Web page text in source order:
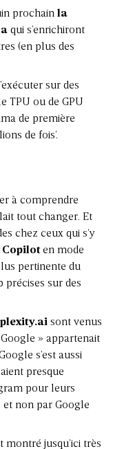
prochain la
qui s’enrichiront
(en plus des
sur des
TPU ou de GPU
de première
de fois’.
à comprendre
tout changer. Et
chez ceux qui s’y
en mode
pertinente du
précises sur des
sont venus
» appartenait
s’est aussi
presque
pour leurs
et non par Google
montré jusqu’ici très